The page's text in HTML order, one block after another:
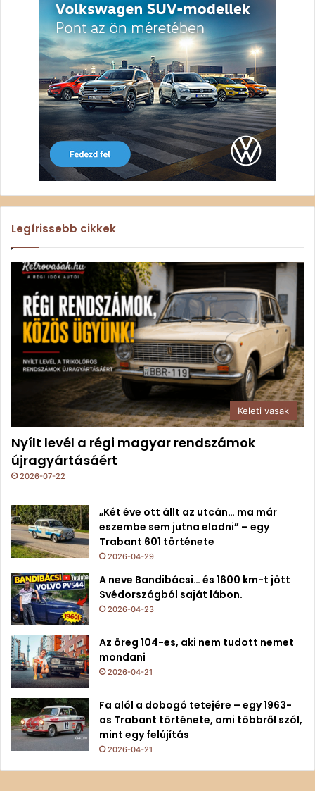
Legfrissebb cikkek
Keleti vasak
Nyílt levél a régi magyar rendszámok
újragyártásáért
2026-07-22
„Két éve ott állt az utcán… ma már
eszembe sem jutna eladni” – egy
Trabant 601 története
2026-04-29
A neve Bandibácsi… és 1600 km-t jött
Svédországból saját lábon.
2026-04-23
Az öreg 104-es, aki nem tudott nemet
mondani
2026-04-21
Fa alól a dobogó tetejére – egy 1963-
as Trabant története, ami többről szól,
mint egy felújítás
2026-04-21